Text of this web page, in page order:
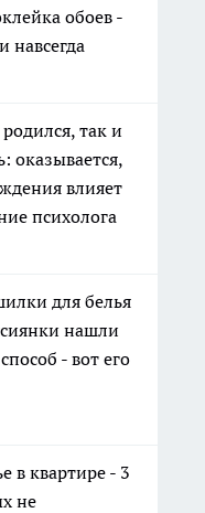
обоев -
навсегда
так и
оказывается,
влияет
психолога
для белья
нашли
- вот его
в квартире - 3
не